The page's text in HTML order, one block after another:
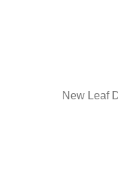
New Leaf